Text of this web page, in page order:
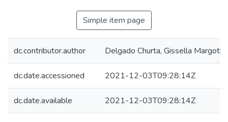
Simple item page
dc.contributor.author Delgado Churta, Gissella Margoth
dc.date.accessioned 2021-12-03T09:28:14Z
dc.date.available 2021-12-03T09:28:14Z